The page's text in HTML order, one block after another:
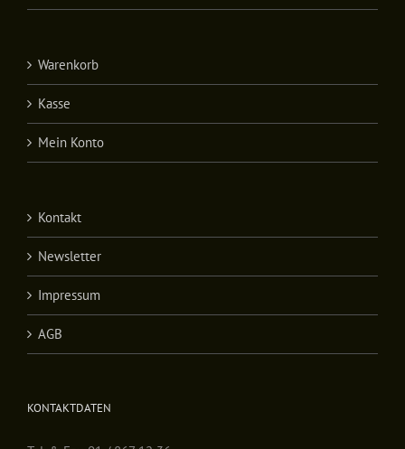
Warenkorb
Kasse
Mein Konto
Kontakt
Newsletter
Impressum
AGB
KONTAKTDATEN